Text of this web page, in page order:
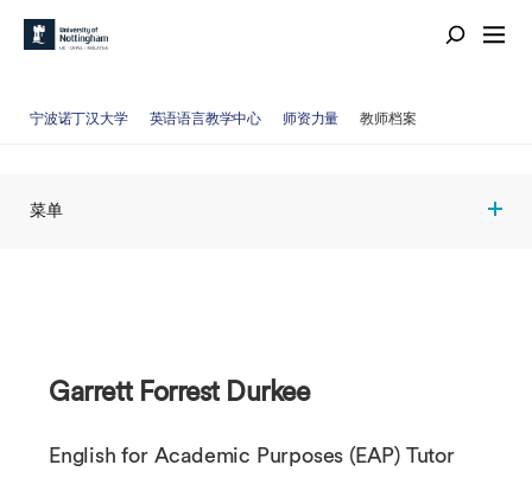
宁波诺丁汉大学 英语语言教学中心 师资力量 教师档案
菜单
Garrett Forrest Durkee
English for Academic Purposes (EAP) Tutor